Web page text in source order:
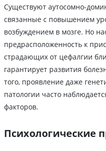
Существуют аутосомно-
связанные с повышением
возбуждением в мозге. Но
предрасположенность к
страдающих от цефалгии
гарантирует развития
того, проявление даже
патологии часто
факторов.
Психологические